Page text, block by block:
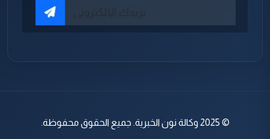
© 2025 وكالة نون الخبرية. جميع الحقوق محفوظة.